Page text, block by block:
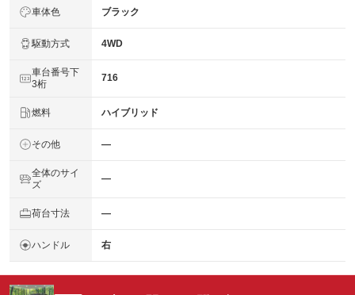
車体色 ブラック
駆動方式 4WD
車台番号下
3桁
716
燃料 ハイブリッド
その他 ―
全体のサイ
ズ
―
荷台寸法 ―
ハンドル 右